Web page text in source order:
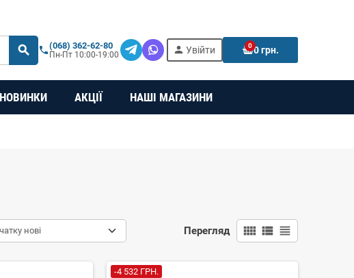
search person Увійти 00 грн.
phone(068) 362-62-80
Пн-Пт 10:00-19:00
НОВИНКИ АКЦІЇ НАШІ МАГАЗИНИ
нові Перегляд view_comfy view_list view_headline
-4 532 ГРН.